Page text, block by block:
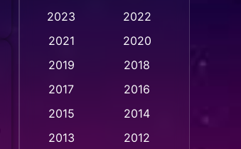
Animation อนิเมชั่น(1)
Animation แอนิเมชั่น(1)
Anthology (2)
2023
2022
2021
2020
2019
2018
2017
2016
2015
2014
2013
2012